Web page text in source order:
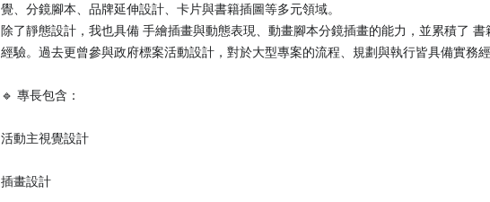
覺、分鏡腳本、品牌延伸設計、卡片與書籍插圖等多元領域。
除了靜態設計，我也具備 手繪插畫與動態表現、動畫腳本分鏡插畫的能力，並累積了 書
經驗。過去更曾參與政府標案活動設計，對於大型專案的流程、規劃與執行皆具備實務經
🔹 專長包含：
活動主視覺設計
插畫設計